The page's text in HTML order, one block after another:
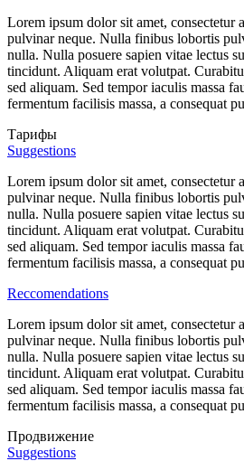
Lorem ipsum dolor sit amet, consectetur
pulvinar neque. Nulla finibus lobortis
nulla. Nulla posuere sapien vitae lectus
tincidunt. Aliquam erat volutpat.
sed aliquam. Sed tempor iaculis massa
fermentum facilisis massa, a consequat
Тарифы
Suggestions
Lorem ipsum dolor sit amet, consectetur
pulvinar neque. Nulla finibus lobortis
nulla. Nulla posuere sapien vitae lectus
tincidunt. Aliquam erat volutpat.
sed aliquam. Sed tempor iaculis massa
fermentum facilisis massa, a consequat
Reccomendations
Lorem ipsum dolor sit amet, consectetur
pulvinar neque. Nulla finibus lobortis
nulla. Nulla posuere sapien vitae lectus
tincidunt. Aliquam erat volutpat.
sed aliquam. Sed tempor iaculis massa
fermentum facilisis massa, a consequat
Продвижение
Suggestions